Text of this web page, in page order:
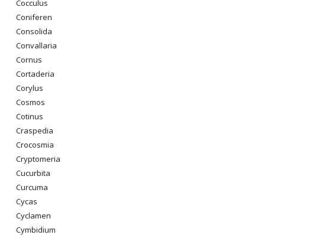
Cocculus
Coniferen
Consolida
Convallaria
Cornus
Cortaderia
Corylus
Cosmos
Cotinus
Craspedia
Crocosmia
Cryptomeria
Cucurbita
Curcuma
Cycas
Cyclamen
Cymbidium